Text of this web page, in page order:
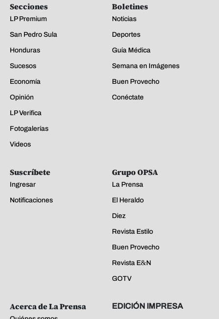
Secciones
LP Premium
San Pedro Sula
Honduras
Sucesos
Economía
Opinión
LP Verifica
Fotogalerías
Videos
Boletines
Noticias
Deportes
Guía Médica
Semana en Imágenes
Buen Provecho
Conéctate
Suscríbete
Ingresar
Notificaciones
Grupo OPSA
La Prensa
El Heraldo
Diez
Revista Estilo
Buen Provecho
Revista E&N
GOTV
Acerca de La Prensa EDICIÓN IMPRESA